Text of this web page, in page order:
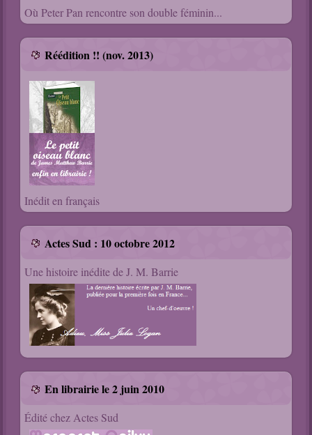
Où Peter Pan rencontre son double féminin...
Réédition !! (nov. 2013)
Inédit en français
Actes Sud : 10 octobre 2012
Une histoire inédite de J. M. Barrie
En librairie le 2 juin 2010
Édité chez Actes Sud